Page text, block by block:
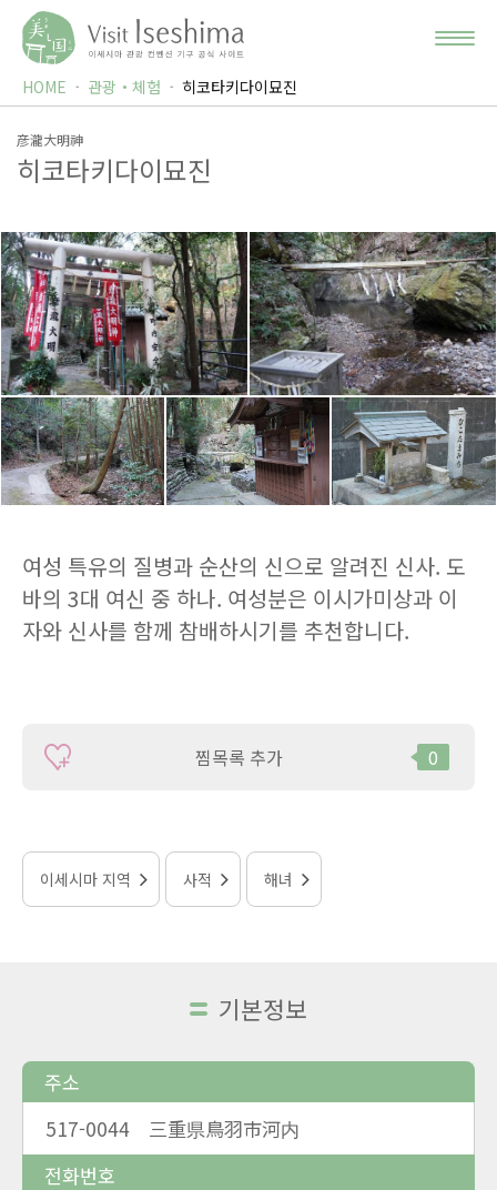
HOME 관광・체험 히코타키다이묘진
彦瀧大明神
히코타키다이묘진
여성 특유의 질병과 순산의 신으로 알려진 신사. 도
바의 3대 여신 중 하나. 여성분은 이시가미상과 이
자와 신사를 함께 참배하시기를 추천합니다.
찜목록 추가 0
이세시마 지역 사적 해녀
기본정보
주소
517-0044 三重県鳥羽市河内
전화번호